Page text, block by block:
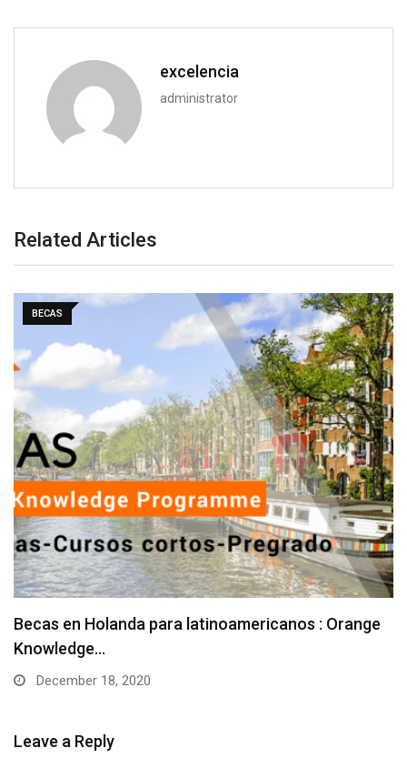
excelencia
administrator
Related Articles
BECAS
Becas en Holanda para latinoamericanos : Orange
Knowledge…
December 18, 2020
Leave a Reply